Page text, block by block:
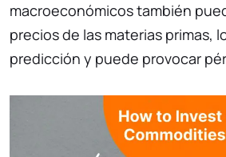
macroeconómicos también
precios de las materias primas,
predicción y puede provocar